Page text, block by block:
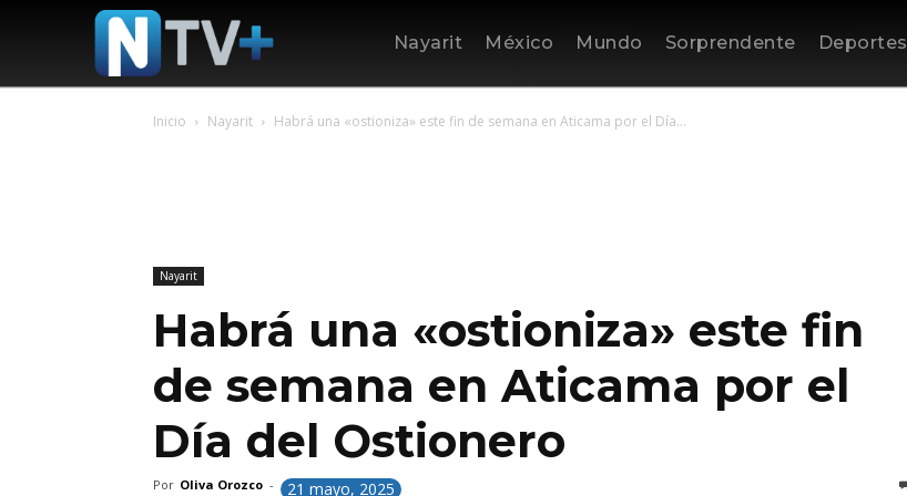
Nayarit México Mundo Sorprendente Deportes
Inicio Nayarit Habrá una «ostioniza» este fin de semana en Aticama por el Día...
Nayarit
Habrá una «ostioniza» este fin
de semana en Aticama por el
Día del Ostionero
Por Oliva Orozco - 21 mayo, 2025